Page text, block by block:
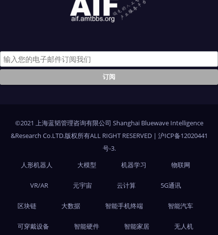
©2021 上海蓝韬管理咨询有限公司 Shanghai Bluewave Intelligence
&Research Co.LTD.版权所有ALL RIGHT RESERVED | 沪ICP备12020441
号-3.
人形机器人
大模型 机器学习 物联网
VR/AR 元宇宙 云计算 5G通讯
区块链 大数据 智能手机终端 智能汽车
可穿戴设备 智能硬件 智能家居 无人机